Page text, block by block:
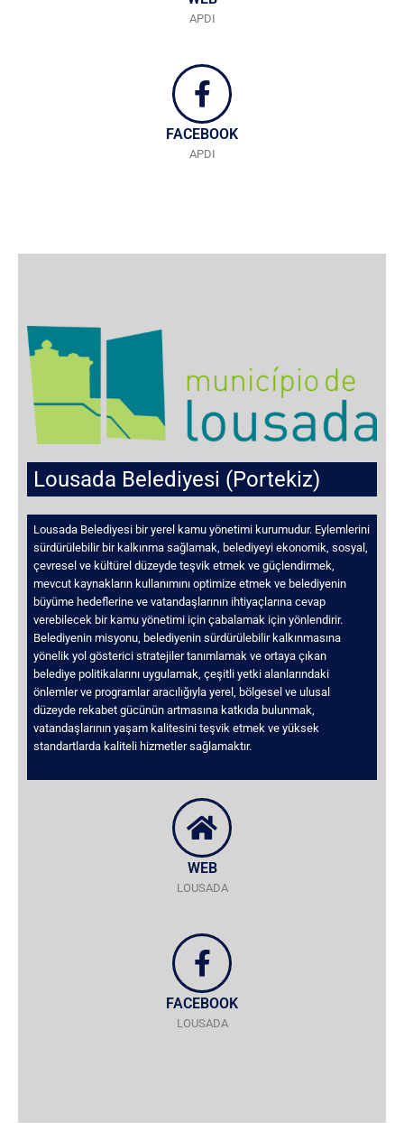
APDI
FACEBOOK
APDI
Lousada Belediyesi (Portekiz)
Lousada Belediyesi bir yerel kamu yönetimi kurumudur. Eylemlerini
sürdürülebilir bir kalkınma sağlamak, belediyeyi ekonomik, sosyal,
çevresel ve kültürel düzeyde teşvik etmek ve güçlendirmek,
mevcut kaynakların kullanımını optimize etmek ve belediyenin
büyüme hedeflerine ve vatandaşlarının ihtiyaçlarına cevap
verebilecek bir kamu yönetimi için çabalamak için yönlendirir.
Belediyenin misyonu, belediyenin sürdürülebilir kalkınmasına
yönelik yol gösterici stratejiler tanımlamak ve ortaya çıkan
belediye politikalarını uygulamak, çeşitli yetki alanlarındaki
önlemler ve programlar aracılığıyla yerel, bölgesel ve ulusal
düzeyde rekabet gücünün artmasına katkıda bulunmak,
vatandaşlarının yaşam kalitesini teşvik etmek ve yüksek
standartlarda kaliteli hizmetler sağlamaktır.
WEB
LOUSADA
FACEBOOK
LOUSADA